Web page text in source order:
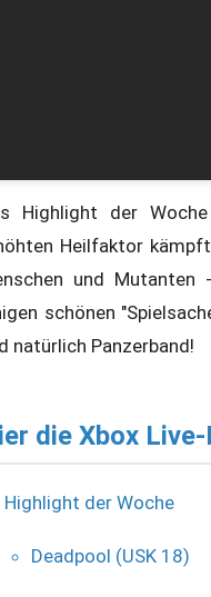
Highlight der
Heilfaktor
und
schönen
natürlich Panzerband!
die Xbox
Highlight der Woche
Deadpool (USK 18)